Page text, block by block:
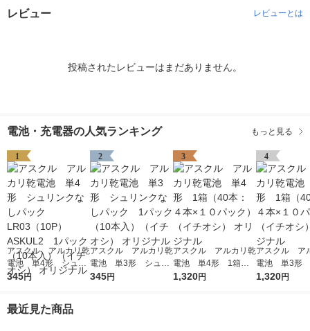
レビュー レビューとは
投稿されたレビューはまだありません。
電池・充電器の人気ランキング もっと見る
1
アスクル アルカリ乾
電池 単4形 シュリ
ンクなしパック LR0
（イチオシ） オリジ
345円
2
アスクル アルカリ乾
電池 単3形 シュリ
ンクなしパック 1パ
345円
3
アスクル アルカリ乾
電池 単4形 1箱（4
0本：４本×１０パッ
1,320円
4
アスクル ア
電池 単3形
0本：４本×１
1,320円
最近見た商品